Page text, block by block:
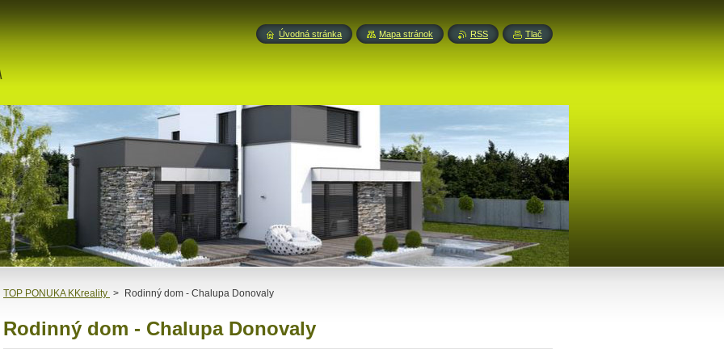
TOP PONUKA KKreality > Rodinný dom - Chalupa Donovaly
Rodinný dom - Chalupa Donovaly
Úvodná stránka Mapa stránok RSS Tlač